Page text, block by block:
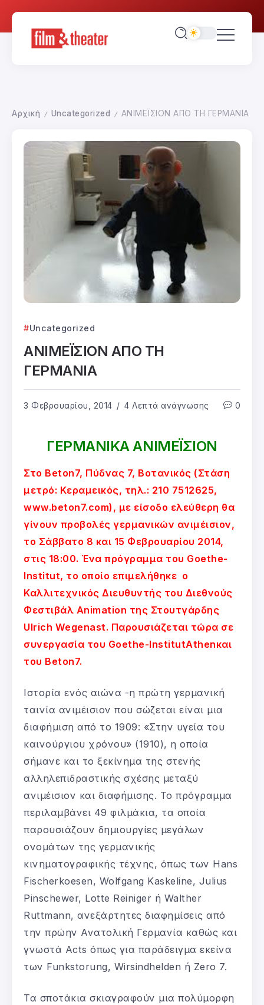
Αρχική / Uncategorized / ΑΝΙΜΕΪΣΙΟΝ ΑΠΟ ΤΗ ΓΕΡΜΑΝΙΑ
Uncategorized
ΑΝΙΜΕΪΣΙΟΝ ΑΠΟ ΤΗ
ΓΕΡΜΑΝΙΑ
3 Φεβρουαρίου, 2014 4 Λεπτά ανάγνωσης 0
ΓΕΡΜΑΝΙΚΑ ΑΝΙΜΕΪΣΙΟΝ
Στο Beton7, Πύδνας 7, Βοτανικός (Στάση
μετρό: Κεραμεικός, τηλ.: 210 7512625,
www.beton7.com), με είσοδο ελεύθερη θα
γίνουν προβολές γερμανικών ανιμέισιον,
το Σάββατο 8 και 15 Φεβρουαρίου 2014,
στις 18:00. Ένα πρόγραμμα του Goethe-
Institut, το οποίο επιμελήθηκε ο
Καλλιτεχνικός Διευθυντής του Διεθνούς
Φεστιβάλ Animation της Στουτγάρδης
Ulrich Wegenast. Παρουσιάζεται τώρα σε
συνεργασία του Goethe-InstitutAthenκαι
του Beton7.
Ιστορία ενός αιώνα -η πρώτη γερμανική
ταινία ανιμέισιον που σώζεται είναι μια
διαφήμιση από το 1909: «Στην υγεία του
καινούργιου χρόνου» (1910), η οποία
σήμανε και το ξεκίνημα της στενής
αλληλεπιδραστικής σχέσης μεταξύ
ανιμέισιον και διαφήμισης. Το πρόγραμμα
περιλαμβάνει 49 φιλμάκια, τα οποία
παρουσιάζουν δημιουργίες μεγάλων
ονομάτων της γερμανικής
κινηματογραφικής τέχνης, όπως των Hans
Fischerkoesen, Wolfgang Kaskeline, Julius
Pinschewer, Lotte Reiniger ή Walther
Ruttmann, ανεξάρτητες διαφημίσεις από
την πρώην Ανατολική Γερμανία καθώς και
γνωστά Acts όπως για παράδειγμα εκείνα
των Funkstorung, Wirsindhelden ή Zero 7.
Τα σποτάκια σκιαγραφούν μια πολύμορφη